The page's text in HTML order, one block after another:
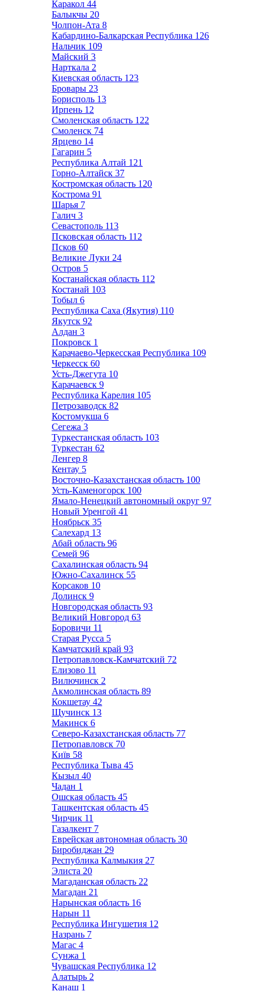
Каракол 44
Балыкчы 20
Чолпон-Ата 8
Кабардино-Балкарская Республика 126
Нальчик 109
Майский 3
Нарткала 2
Киевская область 123
Бровары 23
Борисполь 13
Ирпень 12
Смоленская область 122
Смоленск 74
Ярцево 14
Гагарин 5
Республика Алтай 121
Горно-Алтайск 37
Костромская область 120
Кострома 91
Шарья 7
Галич 3
Севастополь 113
Псковская область 112
Псков 60
Великие Луки 24
Остров 5
Костанайская область 112
Костанай 103
Тобыл 6
Республика Саха (Якутия) 110
Якутск 92
Алдан 3
Покровск 1
Карачаево-Черкесская Республика 109
Черкесск 60
Усть-Джегута 10
Карачаевск 9
Республика Карелия 105
Петрозаводск 82
Костомукша 6
Сегежа 3
Туркестанская область 103
Туркестан 62
Ленгер 8
Кентау 5
Восточно-Казахстанская область 100
Усть-Каменогорск 100
Ямало-Ненецкий автономный округ 97
Новый Уренгой 41
Ноябрьск 35
Салехард 13
Абай область 96
Семей 96
Сахалинская область 94
Южно-Сахалинск 55
Корсаков 10
Долинск 9
Новгородская область 93
Великий Новгород 63
Боровичи 11
Старая Русса 5
Камчатский край 93
Петропавловск-Камчатский 72
Елизово 11
Вилючинск 2
Акмолинская область 89
Кокшетау 42
Щучинск 13
Макинск 6
Северо-Казахстанская область 77
Петропавловск 70
Київ 58
Республика Тыва 45
Кызыл 40
Чадан 1
Ошская область 45
Ташкентская область 45
Чирчик 11
Газалкент 7
Еврейская автономная область 30
Биробиджан 29
Республика Калмыкия 27
Элиста 20
Магаданская область 22
Магадан 21
Нарынская область 16
Нарын 11
Республика Ингушетия 12
Назрань 7
Магас 4
Сунжа 1
Чувашская Республика 12
Алатырь 2
Канаш 1